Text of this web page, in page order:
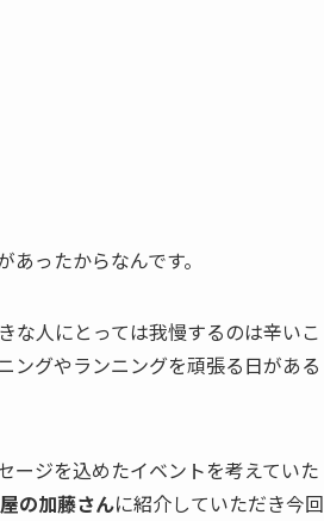
ったからなんです。
な人にとっては我慢するのは辛いこ
ングやランニングを頑張る日がある
ージを込めたイベントを考えていた
の加藤さんに紹介していただき今回